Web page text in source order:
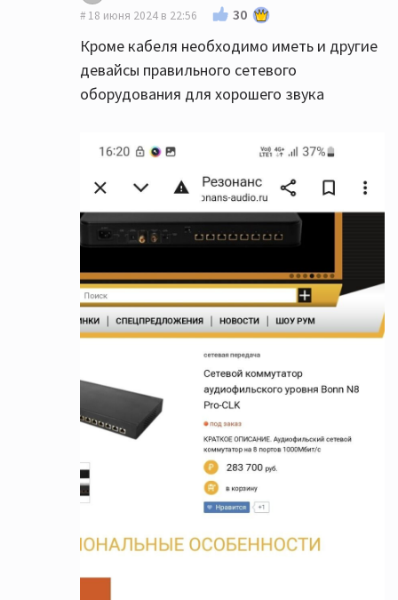
18 июня 2024 в 22:56 30
Кроме кабеля необходимо иметь и другие
девайсы правильного сетевого
оборудования для хорошего звука